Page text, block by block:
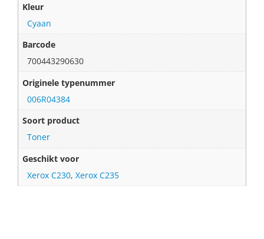
Kleur
Cyaan
Barcode
700443290630
Originele typenummer
006R04384
Soort product
Toner
Geschikt voor
Xerox C230,Xerox C235